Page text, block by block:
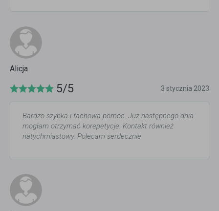
Alicja
5/5 3 stycznia 2023
Bardzo szybka i fachowa pomoc. Już następnego dnia
mogłam otrzymać korepetycje. Kontakt również
natychmiastowy. Polecam serdecznie